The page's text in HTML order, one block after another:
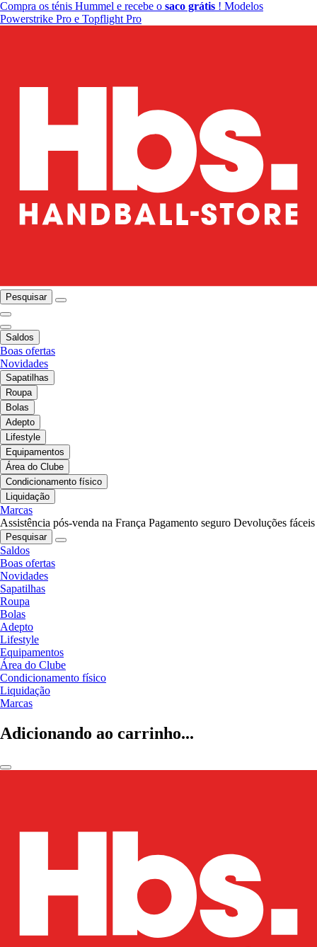
Compra os ténis Hummel e recebe o saco grátis ! Modelos
Powerstrike Pro e Topflight Pro
Pesquisar
Saldos
Boas ofertas
Novidades
Sapatilhas
Roupa
Bolas
Adepto
Lifestyle
Equipamentos
Área do Clube
Condicionamento físico
Liquidação
Marcas
Assistência pós-venda na França Pagamento seguro Devoluções fáceis
Pesquisar
Saldos
Boas ofertas
Novidades
Sapatilhas
Roupa
Bolas
Adepto
Lifestyle
Equipamentos
Área do Clube
Condicionamento físico
Liquidação
Marcas
Adicionando ao carrinho...